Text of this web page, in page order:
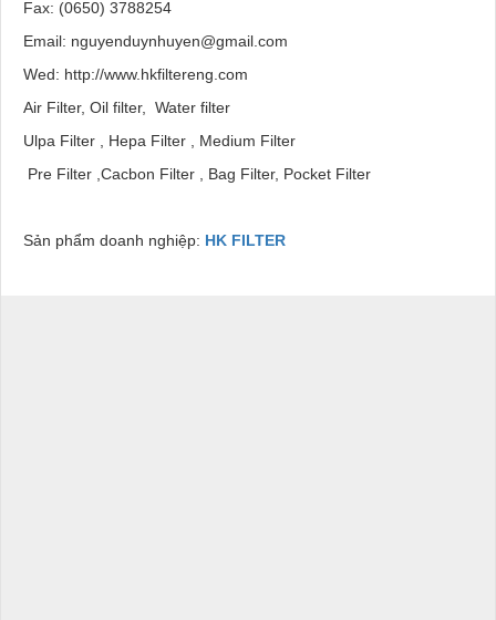
Fax: (0650) 3788254
Email: nguyenduynhuyen@gmail.com
Wed: http://www.hkfiltereng.com
Air Filter, Oil filter,
Water filter
Ulpa Filter
Hepa Filter
Medium Filter
Pre Filter Cacbon Filter Bag Filter, Pocket Filter
Sản phẩm doanh nghiệp: HK FILTER